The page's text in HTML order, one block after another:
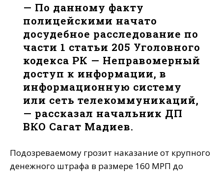
— По данному факту
полицейскими начато
досудебное расследование по
части 1 статьи 205 Уголовного
кодекса РК — Неправомерный
доступ к информации, в
информационную систему
или сеть телекоммуникаций,
— рассказал начальник ДП
ВКО Сагат Мадиев.
Подозреваемому грозит наказание от крупного
денежного штрафа в размере 160 МРП до